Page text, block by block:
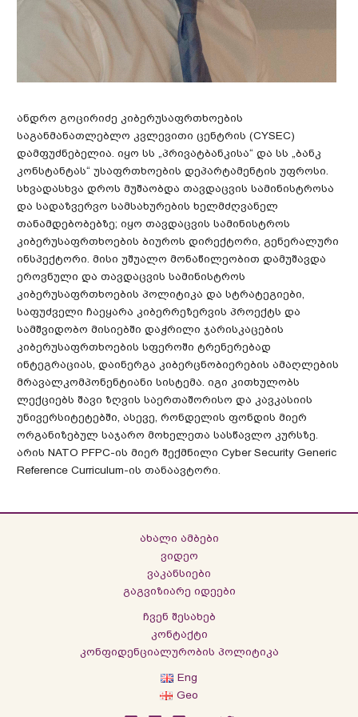
ანდრო გოცირიძე კიბერუსაფრთხოების
საგანმანათლებლო კვლევითი ცენტრის (CYSEC)
დამფუძნებელია. იყო სს „პრივატბანკისა“ და სს „ბანკ
კონსტანტას“ უსაფრთხოების დეპარტამენტის უფროსი.
სხვადასხვა დროს მუშაობდა თავდაცვის სამინისტროსა
და სადაზვერვო სამსახურების ხელმძღვანელ
თანამდებობებზე; იყო თავდაცვის სამინისტროს
კიბერუსაფრთხოების ბიუროს დირექტორი, გენერალური
ინსპექტორი. მისი უშუალო მონაწილეობით დამუშავდა
ეროვნული და თავდაცვის სამინისტროს
კიბერუსაფრთხოების პოლიტიკა და სტრატეგიები,
საფუძველი ჩაეყარა კიბერრეზერვის პროექტს და
სამშვიდობო მისიებში დაჭრილი ჯარისკაცების
კიბერუსაფრთხოების სფეროში ტრენერებად
ინტეგრაციას, დაინერგა კიბერცნობიერების ამაღლების
მრავალკომპონენტიანი სისტემა. იგი კითხულობს
ლექციებს შავი ზღვის საერთაშორისო და კავკასიის
უნივერსიტეტებში, ასევე, რონდელის ფონდის მიერ
ორგანიზებულ საჯარო მოხელეთა სასწავლო კურსზე.
არის NATO PFPC-ის მიერ შექმნილი Cyber Security Generic
Reference Curriculum-ის თანაავტორი.
ახალი ამბები
ვიდეო
ვაკანსიები
გაგვიზიარე იდეები
ჩვენ შესახებ
კონტაქტი
კონფიდენციალურობის პოლიტიკა
Eng
Geo